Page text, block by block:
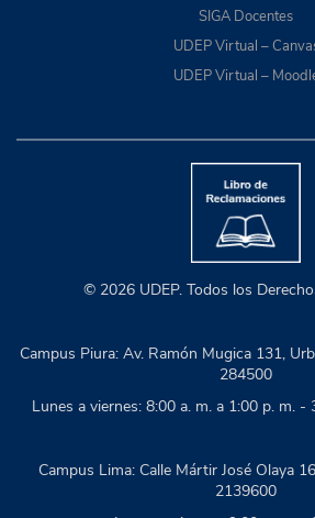
SIGA Docentes
UDEP Virtual –
UDEP Virtual –
© 2026 UDEP. Todos los
Campus Piura: Av. Ramón Mugica 131,
284500
Lunes a viernes: 8:00 a. m. a 1:00 p. m. -
Campus Lima: Calle Mártir José Olaya
2139600